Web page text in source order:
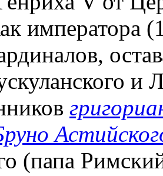
императора
и
(папа